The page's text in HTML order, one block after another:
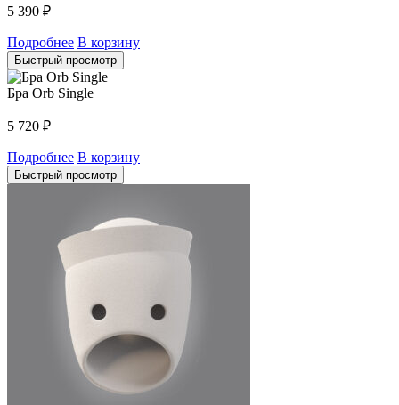
5 390 ₽
Подробнее В корзину
Быстрый просмотр
Бра Orb Single
5 720 ₽
Подробнее В корзину
Быстрый просмотр